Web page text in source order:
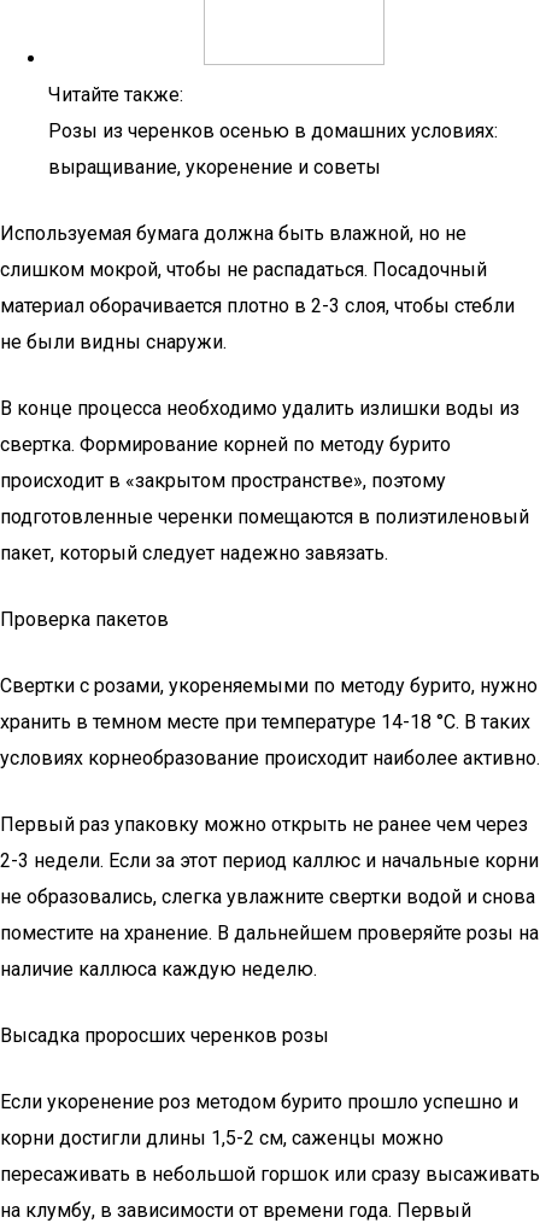
Читайте также:
Розы из черенков осенью в домашних условиях:
выращивание, укоренение и советы
Используемая бумага должна быть влажной, но не
слишком мокрой, чтобы не распадаться. Посадочный
материал оборачивается плотно в 2-3 слоя, чтобы стебли
не были видны снаружи.
В конце процесса необходимо удалить излишки воды из
свертка. Формирование корней по методу бурито
происходит в «закрытом пространстве», поэтому
подготовленные черенки помещаются в полиэтиленовый
пакет, который следует надежно завязать.
Проверка пакетов
Свертки с розами, укореняемыми по методу бурито, нужно
хранить в темном месте при температуре 14-18 °С. В таких
условиях корнеобразование происходит наиболее активно.
Первый раз упаковку можно открыть не ранее чем через
2-3 недели. Если за этот период каллюс и начальные корни
не образовались, слегка увлажните свертки водой и снова
поместите на хранение. В дальнейшем проверяйте розы на
наличие каллюса каждую неделю.
Высадка проросших черенков розы
Если укоренение роз методом бурито прошло успешно и
корни достигли длины 1,5-2 см, саженцы можно
пересаживать в небольшой горшок или сразу высаживать
на клумбу, в зависимости от времени года. Первый